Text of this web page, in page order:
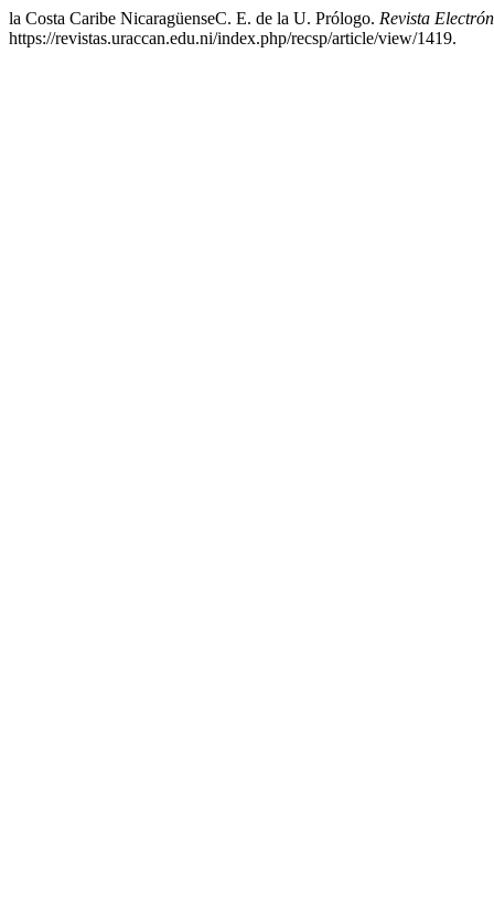
la Costa Caribe NicaragüenseC. E. de la U. Prólogo. Revista
https://revistas.uraccan.edu.ni/index.php/recsp/article/view/1419.